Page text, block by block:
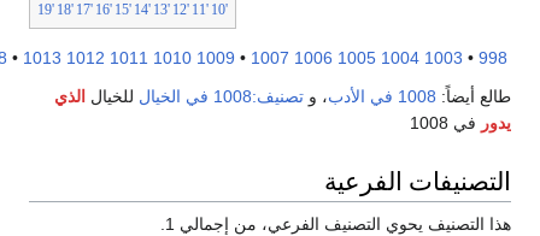
'12
'13
'14
'15
'16
'17
'18
'19
•
1003
1004
1005
1006
1007
•
1009
1010
1011
1012
1013
•
1018
أيضاً:1008 في الأدب ، وتصنيف:1008 في الخيال للخيالالذي
في 1008
الفرعية
التصنيف يحوي التصنيف الفرعي، من إجمالي 1.